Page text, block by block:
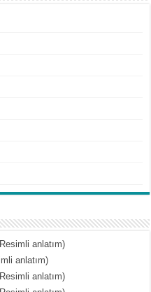
anlatım)
anlatım)
anlatım)